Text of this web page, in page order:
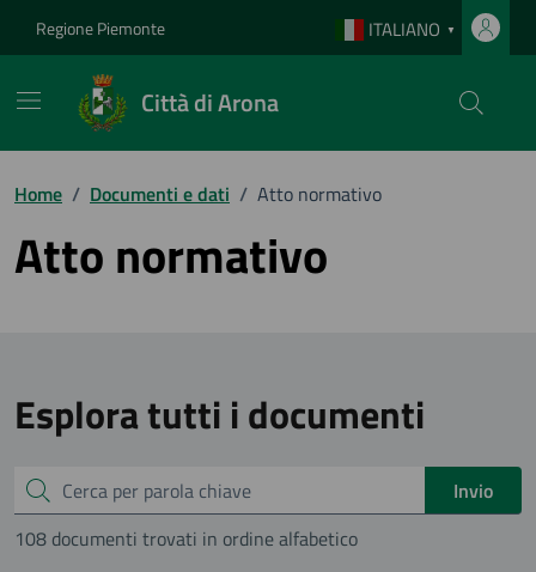
Regione Piemonte ITALIANO ▼
Città di Arona
Home / Documenti e dati / Atto normativo
Atto normativo
Esplora tutti i documenti
Cerca
Invio
108 documenti trovati in ordine alfabetico